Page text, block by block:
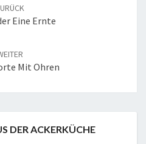
Eine Ernte
Mit Ohren
DER ACKERKÜCHE